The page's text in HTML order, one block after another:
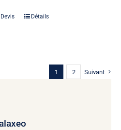
Détails
1 2 Suivant